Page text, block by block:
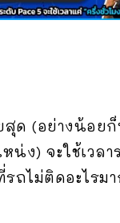
สุด (อย่างน้อย
น่ง) จะใช้เวลา
ถไม่ติดอะไรมา